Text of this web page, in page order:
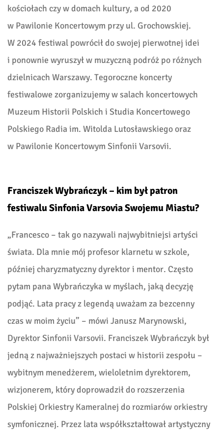
kościołach czy w domach kultury, a od 2020
w Pawilonie Koncertowym przy ul. Grochowskiej.
W 2024 festiwal powrócił do swojej pierwotnej idei
i ponownie wyruszył w muzyczną podróż po różnych
dzielnicach Warszawy. Tegoroczne koncerty
festiwalowe zorganizujemy w salach koncertowych
Muzeum Historii Polskich i Studia Koncertowego
Polskiego Radia im. Witolda Lutosławskiego oraz
w Pawilonie Koncertowym Sinfonii Varsovii.
Franciszek Wybrańczyk – kim był patron
festiwalu Sinfonia Varsovia Swojemu Miastu?
„Francesco – tak go nazywali najwybitniejsi artyści
świata. Dla mnie mój profesor klarnetu w szkole,
później charyzmatyczny dyrektor i mentor. Często
pytam pana Wybrańczyka w myślach, jaką decyzję
podjąć. Lata pracy z legendą uważam za bezcenny
czas w moim życiu” – mówi Janusz Marynowski,
Dyrektor Sinfonii Varsovii. Franciszek Wybrańczyk był
jedną z najważniejszych postaci w historii zespołu –
wybitnym menedżerem, wieloletnim dyrektorem,
wizjonerem, który doprowadził do rozszerzenia
Polskiej Orkiestry Kameralnej do rozmiarów orkiestry
symfonicznej. Przez lata współkształtował artystyczny